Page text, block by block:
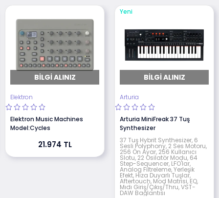
BILGI ALINIZ
Elektron
Elektron Music Machines
Model:Cycles
21.974 TL
Yeni
BILGI ALINIZ
Arturia
Arturia MiniFreak 37 Tuş
Synthesizer
37 Tuş Hybrit Synthesizer, 6
Sesli Polyphony, 2 Ses Motoru,
256 Ön Ayar, 256 Kullanıcı
Slotu, 22 Osilatör Modu, 64
Step-Sequencer, LFO'lar,
Analog Filtreleme, Yerleşik
Efekt, Hıza Duyarlı Tuşlar,
Aftertouch, Mod Matrisi, EQ,
Mıdı Giriş/Çıkış/Thru, VST-
DAW Bağlantısı